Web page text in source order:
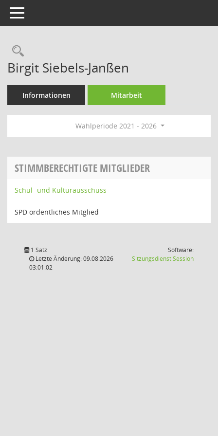
Toggle navigation
Rechercheauswahl
Birgit Siebels-Janßen
Informationen Mitarbeit
Wahlperiode 2021 - 2026
STIMMBERECHTIGTE MITGLIEDER
Schul- und Kulturausschuss
SPD ordentliches Mitglied
1 Satz
Letzte Änderung: 09.08.2026
03:01:02
Software:
SitzungsdienstSession(Wird in